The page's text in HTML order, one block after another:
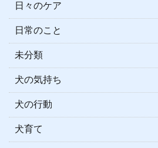
日々のケア
日常のこと
未分類
犬の気持ち
犬の行動
犬育て